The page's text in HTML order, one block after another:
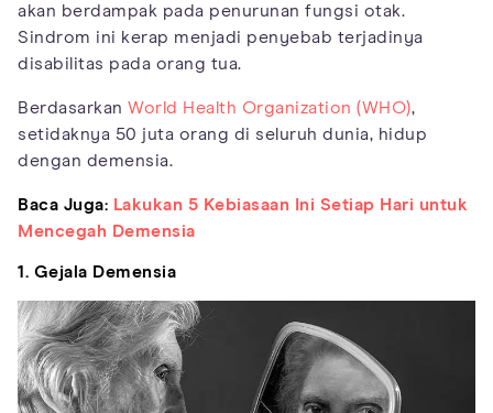
akan berdampak pada penurunan fungsi otak.
Sindrom ini kerap menjadi penyebab terjadinya
disabilitas pada orang tua.
Berdasarkan World Health Organization (WHO),
setidaknya 50 juta orang di seluruh dunia, hidup
dengan demensia.
Baca Juga: Lakukan 5 Kebiasaan Ini Setiap Hari untuk
Mencegah Demensia
1. Gejala Demensia